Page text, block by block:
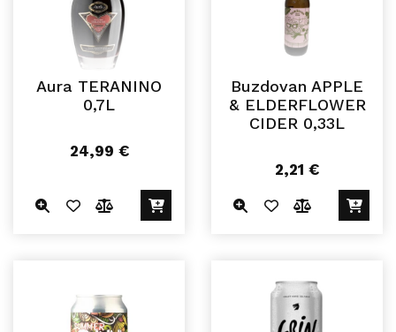
Aura TERANINO
0,7L
24,99 €
Buzdovan APPLE
& ELDERFLOWER
CIDER 0,33L
2,21 €